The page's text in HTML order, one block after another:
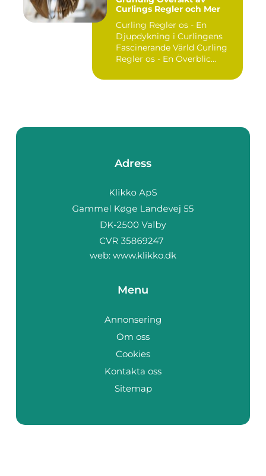
Curlings Regler och Mer
Curling Regler os - En
Djupdykning i Curlingens
Fascinerande Värld Curling
Regler os - En Överblic...
Adress
web: www.klikko.dk
Menu
Annonsering
Om oss
Cookies
Kontakta oss
Sitemap